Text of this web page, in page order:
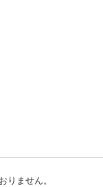
りません。